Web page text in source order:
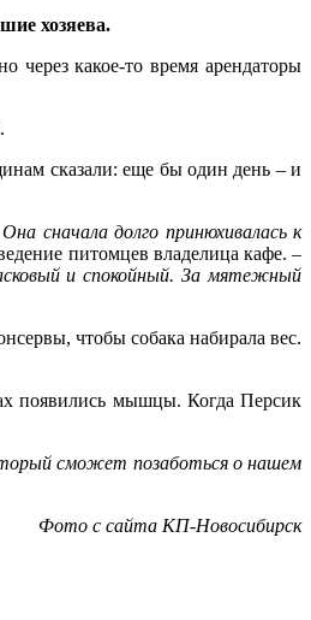
хозяева.
через какое-то время арендаторы
сказали: еще бы один день – и
сначала долго принюхивалась к
питомцев владелица кафе. –
и спокойный. За мятежный
чтобы собака набирала вес.
появились мышцы. Когда Персик
сможет позаботься о нашем
Фото с сайта КП-Новосибирск